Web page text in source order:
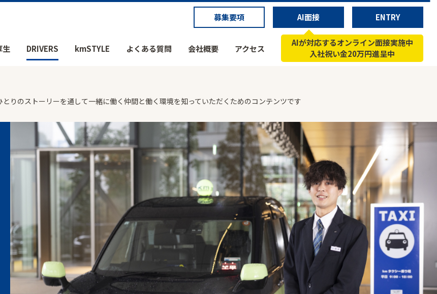
募集要項 AI面接 ENTRY
AIが対応するオンライン面接実施中
入社祝い金20万円進呈中
生 DRIVERS kmSTYLE よくある質問 会社概要 アクセス
りのストーリーを通して一緒に働く仲間と働く環境を知っていただくためのコンテンツです